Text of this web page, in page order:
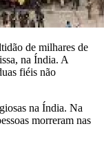
de milhares de
na Índia. A
fiéis não
na Índia. Na
morreram nas